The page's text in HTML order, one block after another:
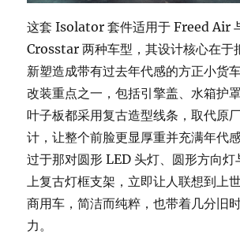
这套 Isolator 套件适用于 Freed Air
Crosstar 两种车型，其设计核心在于
新塑造成带有过去年代感的方正小货
改装重点之一，包括引擎盖、水箱护
叶子板都采用复古造型线条，取代原
计，让整个前脸更显厚重并充满年代
过于那对圆形 LED 头灯、圆形方向灯
上复古灯框支架，立即让人联想到上
商用车，简洁而纯粹，也带着几分旧
力。